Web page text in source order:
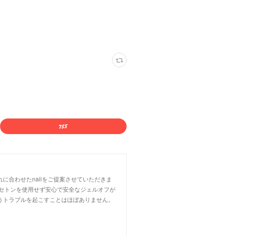
合わせたnailをご提案させていただきま
トンを使用せず安心で安全なジェルオフが
ラブルを起こすことはほぼありません。